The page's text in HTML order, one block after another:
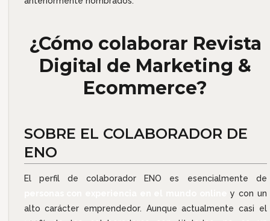
¿Cómo colaborar Revista
Digital de Marketing &
Ecommerce?
SOBRE EL COLABORADOR DE
ENO
El perfil de colaborador ENO es esencialmente de
y con un
alto carácter emprendedor. Aunque actualmente casi el